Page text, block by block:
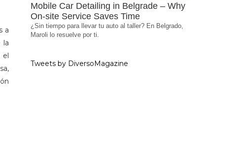
a
la
el
Mobile Car Detailing in Belgrade – Why
On-site Service Saves Time
¿Sin tiempo para llevar tu auto al taller? En Belgrado,
Maroli lo resuelve por ti.
Tweets by DiversoMagazine